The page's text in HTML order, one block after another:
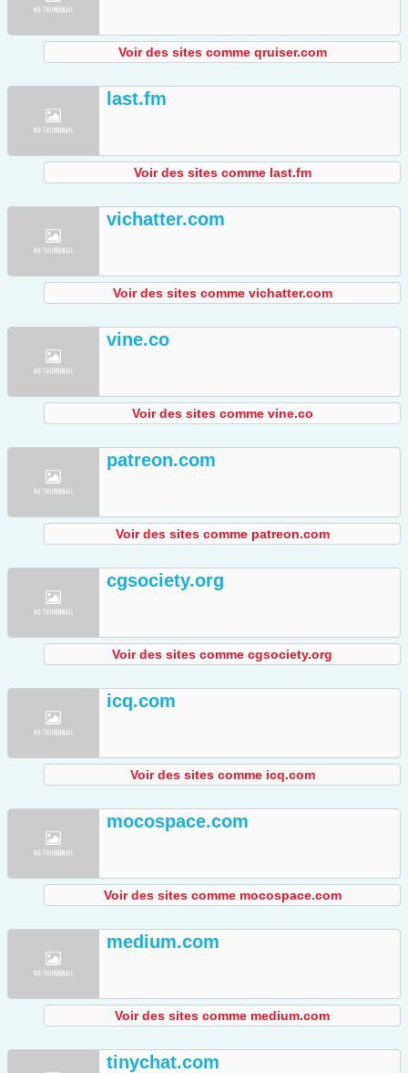
Voir des sites comme qruiser.com
last.fm
Voir des sites comme last.fm
vichatter.com
Voir des sites comme vichatter.com
vine.co
Voir des sites comme vine.co
patreon.com
Voir des sites comme patreon.com
cgsociety.org
Voir des sites comme cgsociety.org
icq.com
Voir des sites comme icq.com
mocospace.com
Voir des sites comme mocospace.com
medium.com
Voir des sites comme medium.com
tinychat.com